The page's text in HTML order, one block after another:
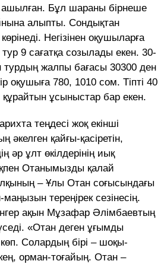
Бұл шараны бірнеше
алыпты. Сондықтан
Негізінен оқушыларға
9 сағатқа созылады екен. 30-
турдың жалпы бағасы 30300 ден
оқушыға 780, 1010 сом. Тіпті 40
ұсыныстар бар екен.
теңдесі жоқ екінші
әкелген қайғы-қасіретін,
әр ұлт өкілдерінің иық
Отанымызды қалай
– Ұлы Отан соғысындағы
тереңірек сезінесің.
ақын Мұзафар Әлімбаевтың
«Отан деген ұғымды
Солардың бірі – шоқы-
орман-тоғайың. Отан –